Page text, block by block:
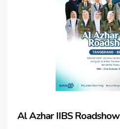
Al Azhar IIBS Roadshow